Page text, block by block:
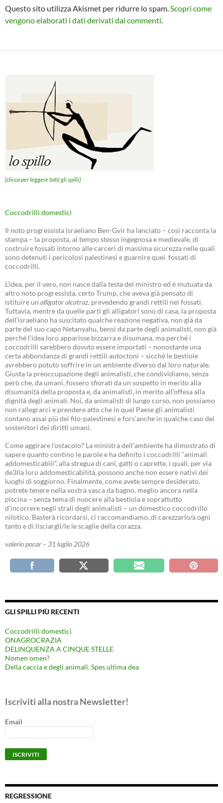
Questo sito utilizza Akismet per ridurre lo spam.Scopri come
vengono elaborati i dati derivati dai commenti.
[clicca per leggere tutti gli spilli]
Coccodrilli domestici
Il noto progressista israeliano Ben-Gvir ha lanciato – così racconta la
stampa – la proposta, al tempo stesso ingegnosa e medievale, di
costruire fossati intorno alle carceri di massima sicurezza nelle quali
sono detenuti i pericolosi palestinesi e guarnire quei fossati di
coccodrilli.
L’idea, per il vero, non nasce dalla testa del ministro ed è mutuata da
altro noto progressista, certo Trump, che aveva già pensato di
istituire un alligator alcatraz, prevedendo grandi rettili nei fossati.
Tuttavia, mentre da quelle parti gli alligatori sono di casa, la proposta
dell’israeliano ha suscitato qualche reazione negativa, non già da
parte del suo capo Netanyahu, bensì da parte degli animalisti, non già
perché l’idea loro apparisse bizzarra e disumana, ma perché i
coccodrilli sarebbero dovuto essere importati – nonostante una
certa abbondanza di grandi rettili autoctoni – sicché le bestiole
avrebbero potuto soffrire in un ambiente diverso dal loro naturale.
Giusta la preoccupazione degli animalisti, che condividiamo, senza
però che, da umani, fossero sfiorati da un sospetto in merito alla
disumanità della proposta e, da animalisti, in merito all’offesa alla
dignità degli animali. Noi, da animalisti di lungo corso, non possiamo
non rallegrarci e prendere atto che in quel Paese gli animalisti
contano assai più dei filo-palestinesi e fors’anche in qualche caso dei
sostenitori dei diritti umani.
Come aggirare l’ostacolo? La ministra dell’ambiente ha dimostrato di
sapere quanto contino le parole e ha definito i coccodrilli “animali
addomesticabili”, alla stregua di cani, gatti o caprette, i quali, per via
de3lla loro addomesticabilità, possono anche non essere nativi dei
luoghi di soggiorno. Finalmente, come avete sempre desiderato,
potrete tenere nella vostra vasca da bagno, meglio ancora nella
piscina – senza tema di nuocere alla bestiola e soprattutto
d’incorrere negli strali degli animalisti – un domestico coccodrillo
nilotico. Basterà ricordarsi, ci raccomandiamo, di carezzarlo/a ogni
tanto e di lisciargli/le le scaglie della corazza.
valerio pocar – 31 luglio 2026
GLI SPILLI PIÙ RECENTI
Coccodrilli domestici
ONAGROCRAZIA
DELINQUENZA A CINQUE STELLE
Nomen omen?
Della caccia e degli animali. Spes ultima dea
Iscriviti alla nostra Newsletter!
Email
REGRESSIONE